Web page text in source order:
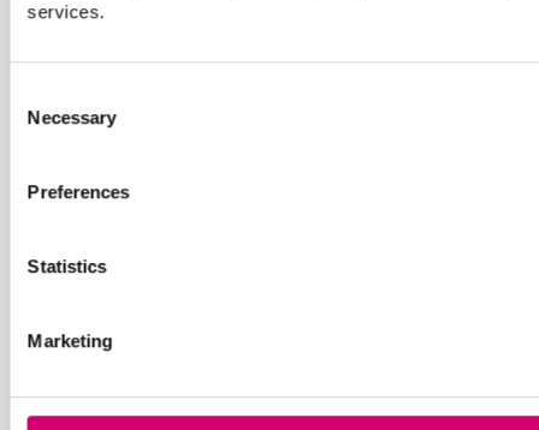
services.
Selection
Necessary
Preferences
Statistics
Marketing